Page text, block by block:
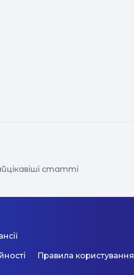
статті
Правила користування